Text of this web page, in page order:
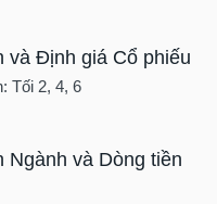
và Định giá Cổ phiếu
Tối 2, 4, 6
Ngành và Dòng tiền